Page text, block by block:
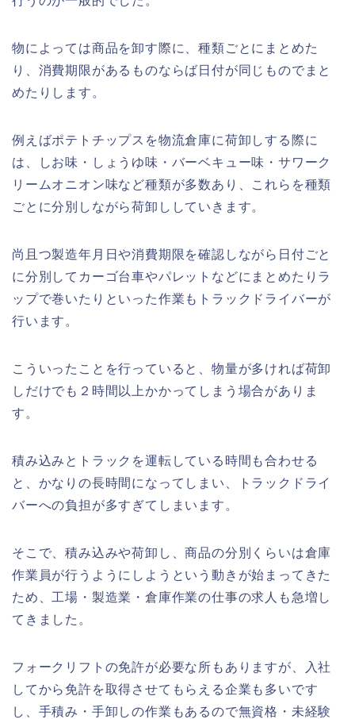
物によっては商品を卸す際に、種類ごとにまとめた
り、消費期限があるものならば日付が同じものでまと
めたりします。
例えばポテトチップスを物流倉庫に荷卸しする際に
は、しお味・しょうゆ味・バーベキュー味・サワーク
リームオニオン味など種類が多数あり、これらを種類
ごとに分別しながら荷卸ししていきます。
尚且つ製造年月日や消費期限を確認しながら日付ごと
に分別してカーゴ台車やパレットなどにまとめたりラ
ップで巻いたりといった作業もトラックドライバーが
行います。
こういったことを行っていると、物量が多ければ荷卸
しだけでも２時間以上かかってしまう場合がありま
す。
積み込みとトラックを運転している時間も合わせる
と、かなりの長時間になってしまい、トラックドライ
バーへの負担が多すぎてしまいます。
そこで、積み込みや荷卸し、商品の分別くらいは倉庫
作業員が行うようにしようという動きが始まってきた
ため、工場・製造業・倉庫作業の仕事の求人も急増し
てきました。
フォークリフトの免許が必要な所もありますが、入社
してから免許を取得させてもらえる企業も多いです
し、手積み・手卸しの作業もあるので無資格・未経験